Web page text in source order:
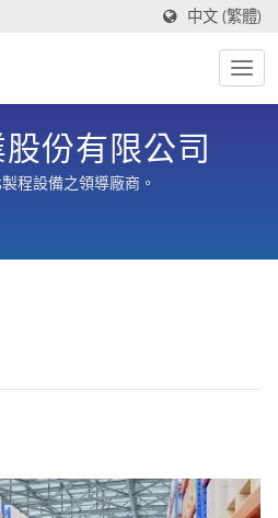
中文 (繁體)
份有限公司
程設備之領導廠商。